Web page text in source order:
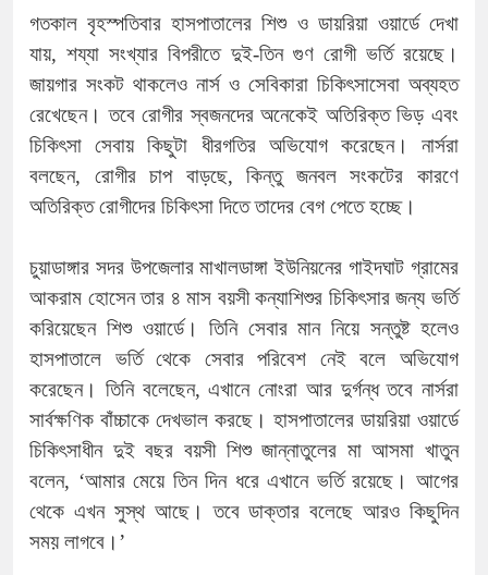
গতকাল বৃহস্পতিবার হাসপাতালের শিশু ও ডায়রিয়া ওয়ার্ডে দেখা
যায়, শয্যা সংখ্যার বিপরীতে দুই-তিন গুণ রোগী ভর্তি রয়েছে।
জায়গার সংকট থাকলেও নার্স ও সেবিকারা চিকিৎসাসেবা অব্যহত
রেখেছেন। তবে রোগীর স্বজনদের অনেকেই অতিরিক্ত ভিড় এবং
চিকিৎসা সেবায় কিছুটা ধীরগতির অভিযোগ করেছেন। নার্সরা
বলছেন, রোগীর চাপ বাড়ছে, কিন্তু জনবল সংকটের কারণে
অতিরিক্ত রোগীদের চিকিৎসা দিতে তাদের বেগ পেতে হচ্ছে।
চুয়াডাঙ্গার সদর উপজেলার মাখালডাঙ্গা ইউনিয়নের গাইদঘাট গ্রামের
আকরাম হোসেন তার ৪ মাস বয়সী কন্যাশিশুর চিকিৎসার জন্য ভর্তি
করিয়েছেন শিশু ওয়ার্ডে। তিনি সেবার মান নিয়ে সন্তুষ্ট হলেও
হাসপাতালে ভর্তি থেকে সেবার পরিবেশ নেই বলে অভিযোগ
করেছেন। তিনি বলেছেন, এখানে নোংরা আর দুর্গন্ধ তবে নার্সরা
সার্বক্ষণিক বাঁচ্চাকে দেখভাল করছে। হাসপাতালের ডায়রিয়া ওয়ার্ডে
চিকিৎসাধীন দুই বছর বয়সী শিশু জান্নাতুলের মা আসমা খাতুন
বলেন, ‘আমার মেয়ে তিন দিন ধরে এখানে ভর্তি রয়েছে। আগের
থেকে এখন সুস্থ আছে। তবে ডাক্তার বলেছে আরও কিছুদিন
সময় লাগবে।’